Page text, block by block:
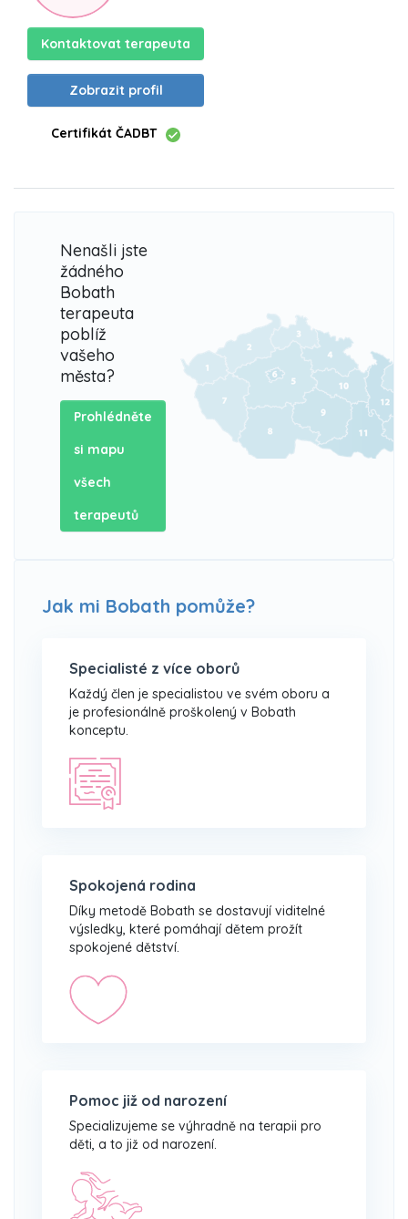
Kontaktovat terapeuta
Zobrazit profil
Certifikát ČADBT
Nenašli jste
žádného
Bobath
terapeuta
poblíž
vašeho
města?
Prohlédněte
si mapu
všech
terapeutů
Jak mi Bobath pomůže?
Specialisté z více oborů
Každý člen je specialistou ve svém oboru a
je profesionálně proškolený v Bobath
konceptu.
Spokojená rodina
Díky metodě Bobath se dostavují viditelné
výsledky, které pomáhají dětem prožít
spokojené dětství.
Pomoc již od narození
Specializujeme se výhradně na terapii pro
děti, a to již od narození.